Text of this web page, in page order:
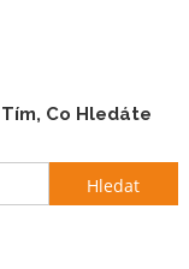
Co Hledáte
Vyhledávání